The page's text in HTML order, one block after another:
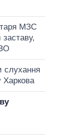
МЗС
слухання
Харкова